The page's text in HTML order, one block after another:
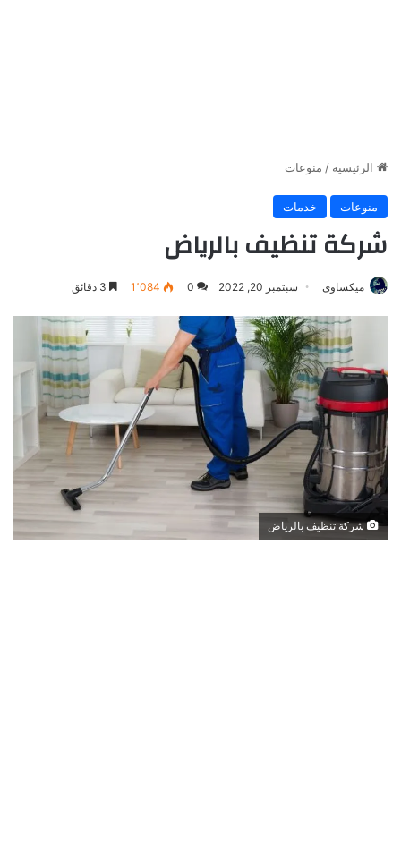
الرئيسية / منوعات
منوعات خدمات
شركة تنظيف بالرياض
ميكساوى سبتمبر 20, 2022 0 1٬084
شركة تنظيف بالرياض